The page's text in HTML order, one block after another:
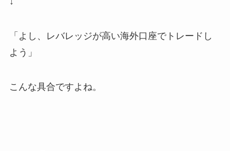
「よし、レバレッジが高い海外口座でトレードし
よう」
こんな具合ですよね。